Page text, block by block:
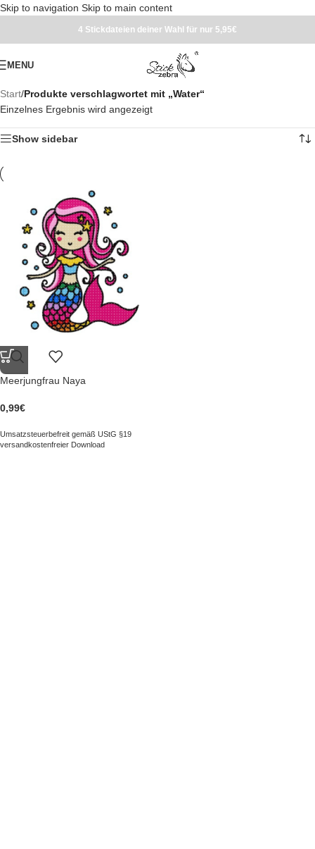
Skip to navigation Skip to main content
4 Stickdateien deiner Wahl für nur 5,95€
MENU
Start/Produkte verschlagwortet mit „Water“
Einzelnes Ergebnis wird angezeigt
Show sidebar
Meerjungfrau Naya
0,99€
Umsatzsteuerbefreit gemäß UStG §19
versandkostenfreier Download